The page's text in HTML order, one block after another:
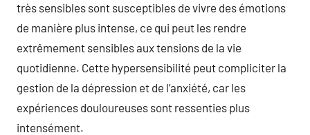
très sensibles sont susceptibles de vivre des émotions
de manière plus intense, ce qui peut les rendre
extrêmement sensibles aux tensions de la vie
quotidienne. Cette hypersensibilité peut compliciter la
gestion de la dépression et de l’anxiété, car les
expériences douloureuses sont ressenties plus
intensément.